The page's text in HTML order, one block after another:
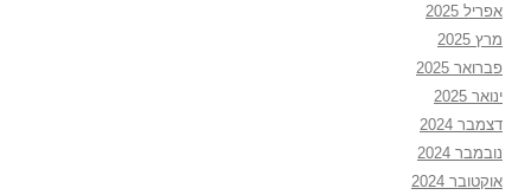
אפריל 2025
מרץ 2025
פברואר 2025
ינואר 2025
דצמבר 2024
נובמבר 2024
אוקטובר 2024